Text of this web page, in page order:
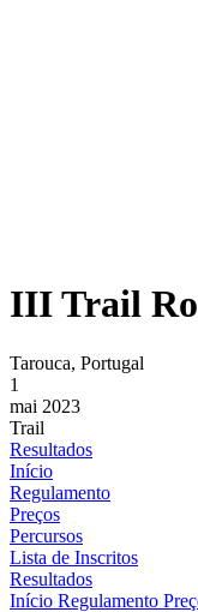
III Trail
Tarouca, Portugal
1
mai 2023
Trail
Resultados
Início
Regulamento
Preços
Percursos
Lista de Inscritos
Resultados
Início Regulamento